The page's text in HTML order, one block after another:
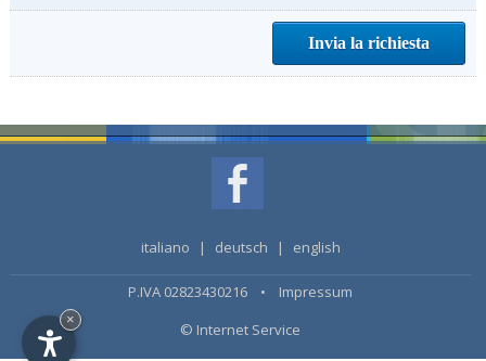
italiano | deutsch | english
P.IVA 02823430216 • Impressum
© Internet Service
×